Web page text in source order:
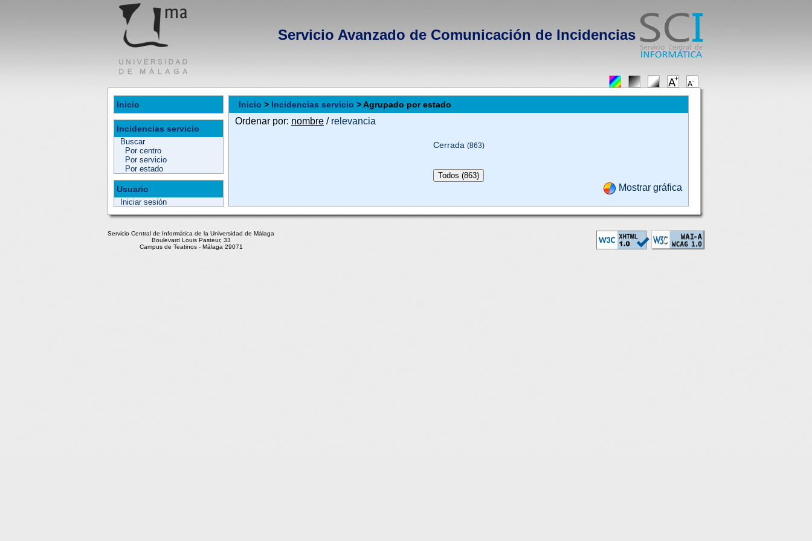
Servicio Avanzado de Comunicación de Incidencias
Inicio
Incidencias servicio
Buscar
Por centro
Por servicio
Por estado
Usuario
Iniciar sesión
Inicio > Incidencias servicio > Agrupado por estado
Ordenar por: nombre / relevancia
Cerrada (863)
Mostrar gráfica
Servicio Central de Informática de la Universidad de Málaga
Boulevard Louis Pasteur, 33
Campus de Teatinos - Málaga 29071